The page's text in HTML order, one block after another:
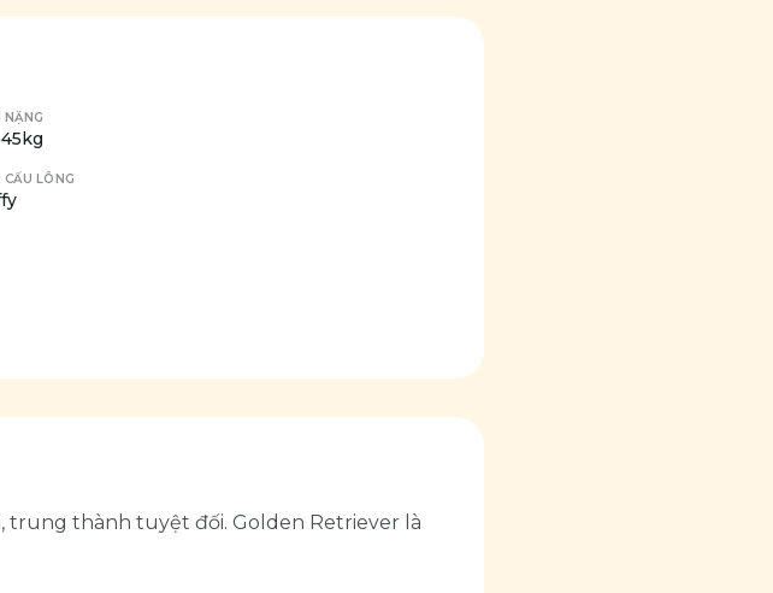
NẶNG
CẤU LÔNG
trung thành tuyệt đối. Golden Retriever là